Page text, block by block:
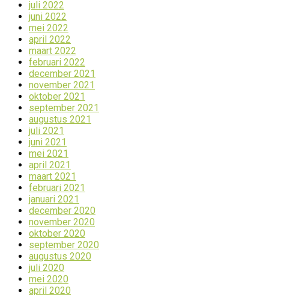
juli 2022
juni 2022
mei 2022
april 2022
maart 2022
februari 2022
december 2021
november 2021
oktober 2021
september 2021
augustus 2021
juli 2021
juni 2021
mei 2021
april 2021
maart 2021
februari 2021
januari 2021
december 2020
november 2020
oktober 2020
september 2020
augustus 2020
juli 2020
mei 2020
april 2020